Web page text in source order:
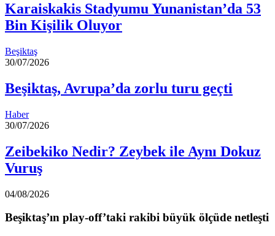
Karaiskakis Stadyumu Yunanistan’da 53
Bin Kişilik Oluyor
Beşiktaş
30/07/2026
Beşiktaş, Avrupa’da zorlu turu geçti
Haber
30/07/2026
Zeibekiko Nedir? Zeybek ile Aynı Dokuz
Vuruş
04/08/2026
Beşiktaş’ın play-off’taki rakibi büyük ölçüde netleşti